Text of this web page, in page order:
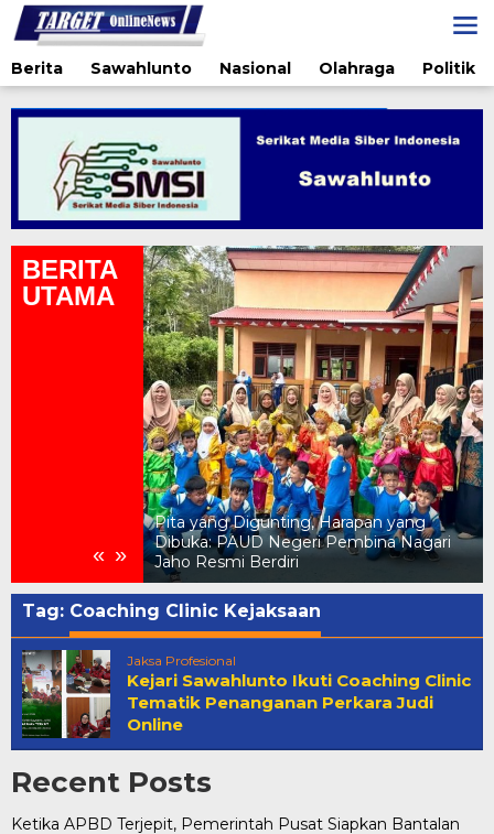
Lewati
ke
konten
Berita
Sawahlunto Nasional Olahraga Politik
BERITA
UTAMA
« »
Daerah
Pita yang Digunting, Harapan yang
Dibuka: PAUD Negeri Pembina Nagari
Jaho Resmi Berdiri
Tag: Coaching Clinic Kejaksaan
Jaksa Profesional
Kejari Sawahlunto Ikuti Coaching Clinic
Tematik Penanganan Perkara Judi
Online
Recent Posts
Ketika APBD Terjepit, Pemerintah Pusat Siapkan Bantalan